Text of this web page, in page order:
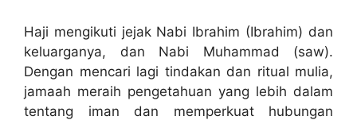
Haji mengikuti jejak Nabi Ibrahim (Ibrahim) dan
keluarganya, dan Nabi Muhammad (saw).
Dengan mencari lagi tindakan dan ritual mulia,
jamaah meraih pengetahuan yang lebih dalam
tentang iman dan memperkuat hubungan